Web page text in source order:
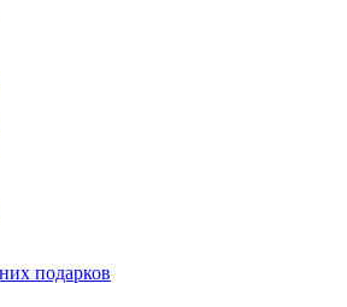
подарков